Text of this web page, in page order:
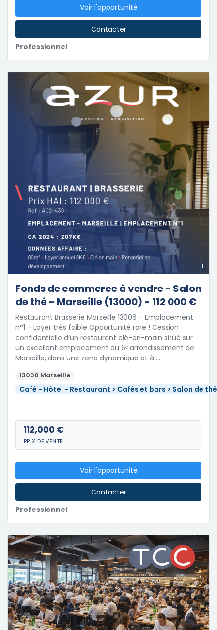
Professionnel
Voir l'opportunité
Contacter
1
Fonds de commerce à vendre - Salon
de thé - Marseille (13000) - 112 000 €
Restaurant Brasserie Marseille 13006 – Emplacement
n°1 – Loyer très faible Opportunité rare ! Cession
confidentielle d’un restaurant clé-en-main situé sur
un excellent emplacement du 6ᵉ arrondissement de
Marseille, dans une zone dynamique et à …
13000 Marseille
Café - Hôtel - Restaurant > Cafés et bars > Salon de thé
112,000 €
PRIX DE VENTE
Professionnel
Voir l'opportunité
Contacter